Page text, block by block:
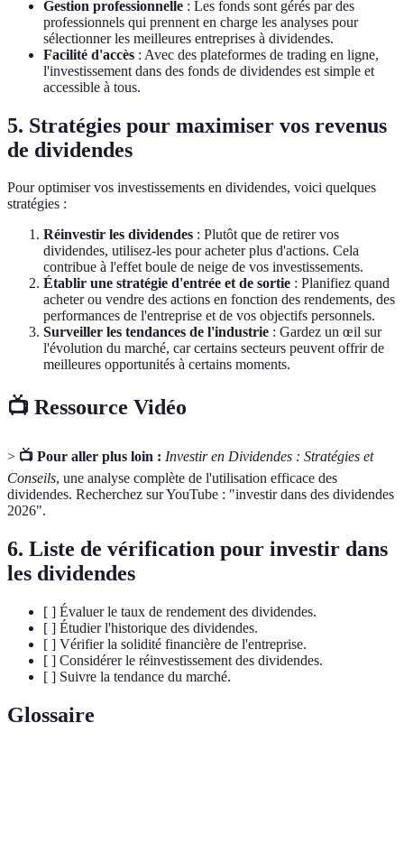
Gestion professionnelle : Les fonds sont gérés par des
professionnels qui prennent en charge les analyses pour
sélectionner les meilleures entreprises à dividendes.
Facilité d'accès : Avec des plateformes de trading en ligne,
l'investissement dans des fonds de dividendes est simple et
accessible à tous.
5. Stratégies pour maximiser vos revenus
de dividendes
Pour optimiser vos investissements en dividendes, voici quelques
stratégies :
Réinvestir les dividendes : Plutôt que de retirer vos
dividendes, utilisez-les pour acheter plus d'actions. Cela
contribue à l'effet boule de neige de vos investissements.
Établir une stratégie d'entrée et de sortie : Planifiez quand
acheter ou vendre des actions en fonction des rendements, des
performances de l'entreprise et de vos objectifs personnels.
Surveiller les tendances de l'industrie : Gardez un œil sur
l'évolution du marché, car certains secteurs peuvent offrir de
meilleures opportunités à certains moments.
📺 Ressource Vidéo
> 📺 Pour aller plus loin : Investir en Dividendes : Stratégies et
Conseils, une analyse complète de l'utilisation efficace des
dividendes. Recherchez sur YouTube : "investir dans des dividendes
2026".
6. Liste de vérification pour investir dans
les dividendes
[ ] Évaluer le taux de rendement des dividendes.
[ ] Étudier l'historique des dividendes.
[ ] Vérifier la solidité financière de l'entreprise.
[ ] Considérer le réinvestissement des dividendes.
[ ] Suivre la tendance du marché.
Glossaire